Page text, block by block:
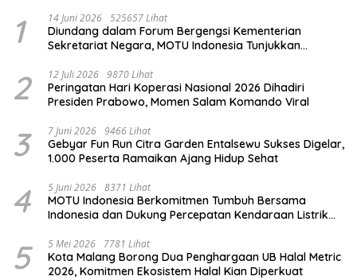
1 14 Juni 2026 525657 Lihat
Diundang dalam Forum Bergengsi Kementerian
Sekretariat Negara, MOTU Indonesia Tunjukkan
2 12 Juli 2026 9870 Lihat
Peringatan Hari Koperasi Nasional 2026 Dihadiri
Presiden Prabowo, Momen Salam Komando Viral
3 7 Juni 2026 9466 Lihat
Gebyar Fun Run Citra Garden Entalsewu Sukses Digelar,
1.000 Peserta Ramaikan Ajang Hidup Sehat
4 5 Juni 2026 8371 Lihat
MOTU Indonesia Berkomitmen Tumbuh Bersama
Indonesia dan Dukung Percepatan Kendaraan Listrik
5 5 Mei 2026 7781 Lihat
Kota Malang Borong Dua Penghargaan UB Halal Metric
2026, Komitmen Ekosistem Halal Kian Diperkuat